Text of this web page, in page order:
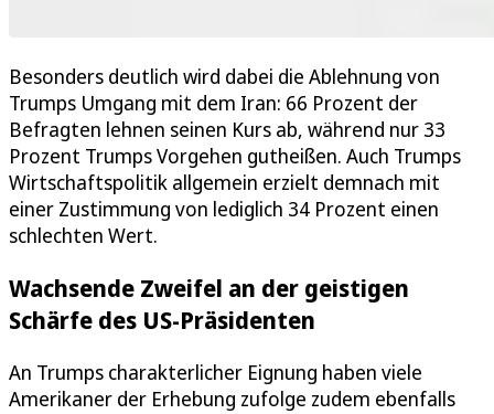
Besonders deutlich wird dabei die Ablehnung von
Trumps Umgang mit dem Iran: 66 Prozent der
Befragten lehnen seinen Kurs ab, während nur 33
Prozent Trumps Vorgehen gutheißen. Auch Trumps
Wirtschaftspolitik allgemein erzielt demnach mit
einer Zustimmung von lediglich 34 Prozent einen
schlechten Wert.
Wachsende Zweifel an der geistigen
Schärfe des US-Präsidenten
An Trumps charakterlicher Eignung haben viele
Amerikaner der Erhebung zufolge zudem ebenfalls